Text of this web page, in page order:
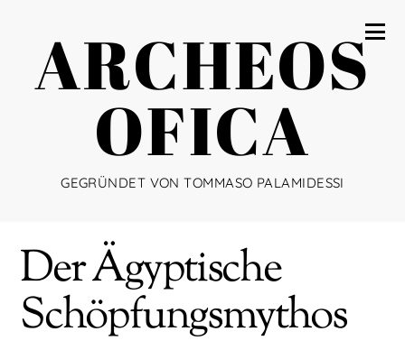
ARCHEOS
OFICA
GEGRÜNDET VON TOMMASO PALAMIDESSI
Der Ägyptische
Schöpfungsmythos